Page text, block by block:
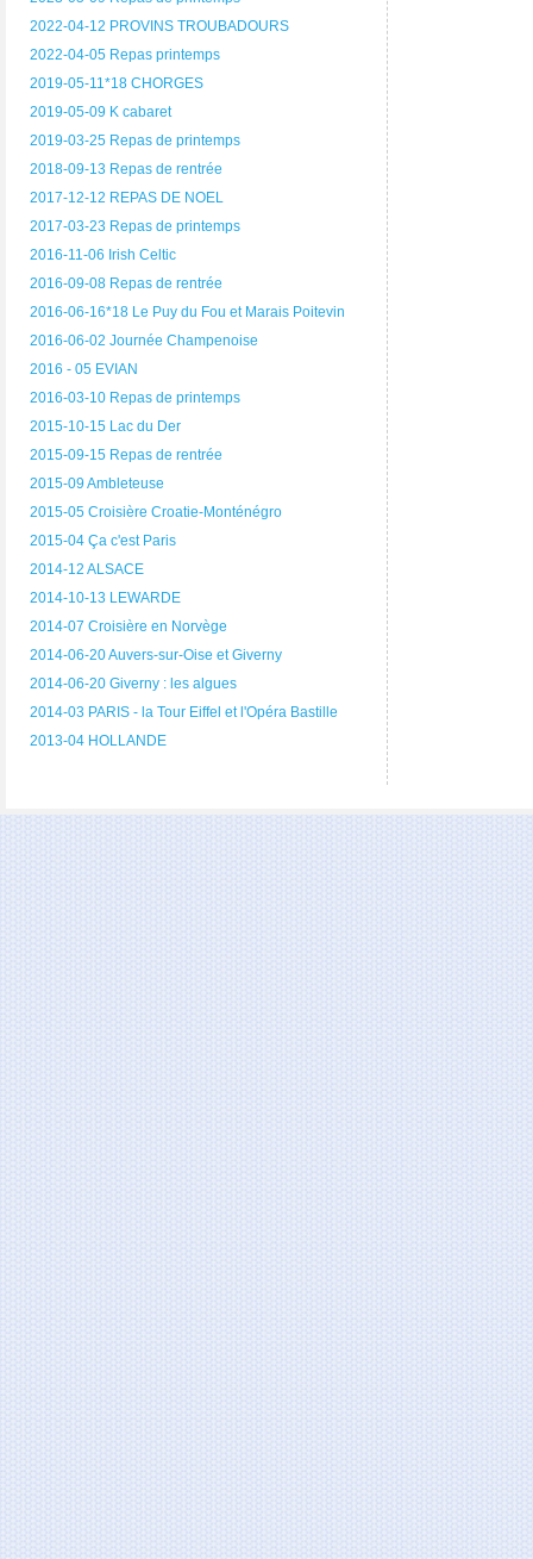
2022-04-12 PROVINS TROUBADOURS
2022-04-05 Repas printemps
2019-05-11*18 CHORGES
2019-05-09 K cabaret
2019-03-25 Repas de printemps
2018-09-13 Repas de rentrée
2017-12-12 REPAS DE NOEL
2017-03-23 Repas de printemps
2016-11-06 Irish Celtic
2016-09-08 Repas de rentrée
2016-06-16*18 Le Puy du Fou et Marais Poitevin
2016-06-02 Journée Champenoise
2016 - 05 EVIAN
2016-03-10 Repas de printemps
2015-10-15 Lac du Der
2015-09-15 Repas de rentrée
2015-09 Ambleteuse
2015-05 Croisière Croatie-Monténégro
2015-04 Ça c'est Paris
2014-12 ALSACE
2014-10-13 LEWARDE
2014-07 Croisière en Norvège
2014-06-20 Auvers-sur-Oise et Giverny
2014-06-20 Giverny : les algues
2014-03 PARIS - la Tour Eiffel et l'Opéra Bastille
2013-04 HOLLANDE